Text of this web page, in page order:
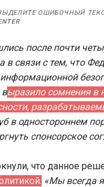
ОШИБОЧНЫЙ
после почти
в связи с тем, что
выразило сомнения в
в одностороннем
спонсорское
что данное
«Мы всегда